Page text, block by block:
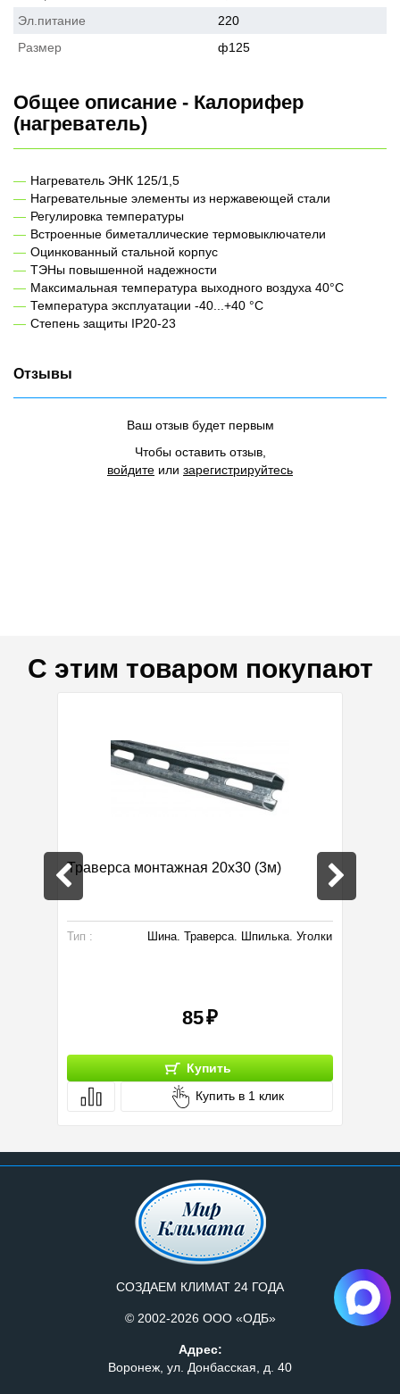
Эл.питание
220
Размер
ф125
Общее описание - Калорифер
(нагреватель)
Нагреватель ЭНК 125/1,5
Нагревательные элементы из нержавеющей стали
Регулировка температуры
Встроенные биметаллические термовыключатели
Оцинкованный стальной корпус
ТЭНы повышенной надежности
Максимальная температура выходного воздуха 40°C
Температура эксплуатации -40...+40 °С
Степень защиты IP20-23
Отзывы
Ваш отзыв будет первым
Чтобы оставить отзыв,
войдите или зарегистрируйтесь
С этим товаром покупают
Траверса монтажная 20х30 (3м)
Тип : Шина. Траверса. Шпилька. Уголки
85
Купить
Купить в 1 клик
СОЗДАЕМ КЛИМАТ 24 ГОДА
© 2002-2026 ООО «ОДБ»
Адрес:
Воронеж, ул. Донбасская, д. 40